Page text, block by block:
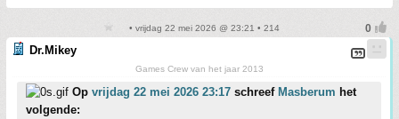
• vrijdag 22 mei 2026 @ 23:21 • 214
Dr.Mikey
Games Crew van het jaar 2013
Op vrijdag 22 mei 2026 23:17 schreef Masberum het
volgende: